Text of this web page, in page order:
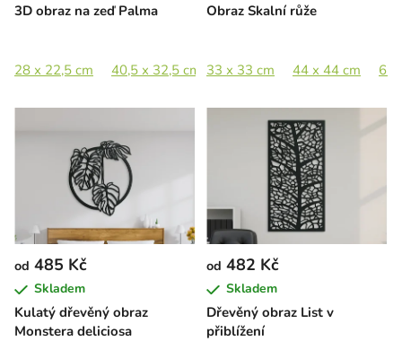
3D obraz na zeď Palma
28 x 22,5 cm 40,5 x 32,5 cm 55,5 x 44,5 cm 81 x 65 cm
Obraz Skalní růže
33 x 33 cm 44 x 44 cm 65
Kulatý dřevěný obraz
Monstera deliciosa
od 485 Kč
Skladem
Dřevěný obraz List v
přiblížení
od 482 Kč
Skladem